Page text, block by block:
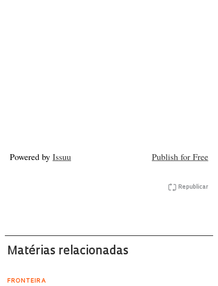
Powered by Issuu Publish for Free
Republicar